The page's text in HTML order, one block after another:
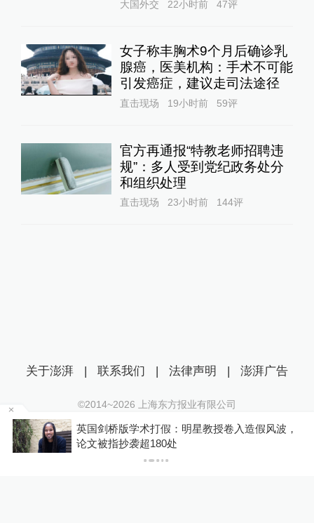
大国外交 22小时前 47评
女子称丰胸术9个月后确诊乳
腺癌，医美机构：手术不可能
引发癌症，建议走司法途径
直击现场 19小时前 59评
官方再通报“特教老师招聘违
规”：多人受到党纪政务处分
和组织处理
直击现场 23小时前 144评
波，
宋致远被查，东方电气集团党组：坚决拥护党中
央决定
关于澎湃 | 联系我们 | 法律声明 | 澎湃广告
©2014~2026 上海东方报业有限公司
沪ICP证：沪B2-20170116 | 沪ICP备14003370号
互联网新闻信息服务许可证：31120170006
沪公网安备 31010602000299号